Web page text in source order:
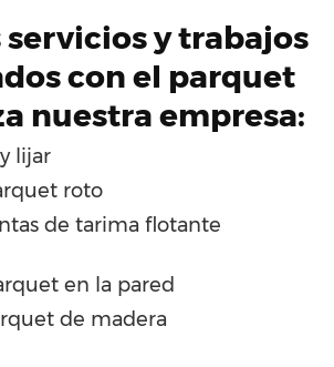
servicios y trabajos
con el parquet
nuestra empresa:
lijar
roto
de tarima flotante
en la pared
de madera